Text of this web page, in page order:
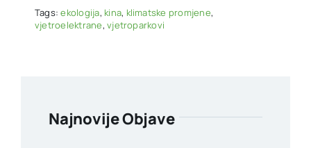
Tags:ekologija, kina, klimatske promjene,
vjetroelektrane,vjetroparkovi
Najnovije Objave